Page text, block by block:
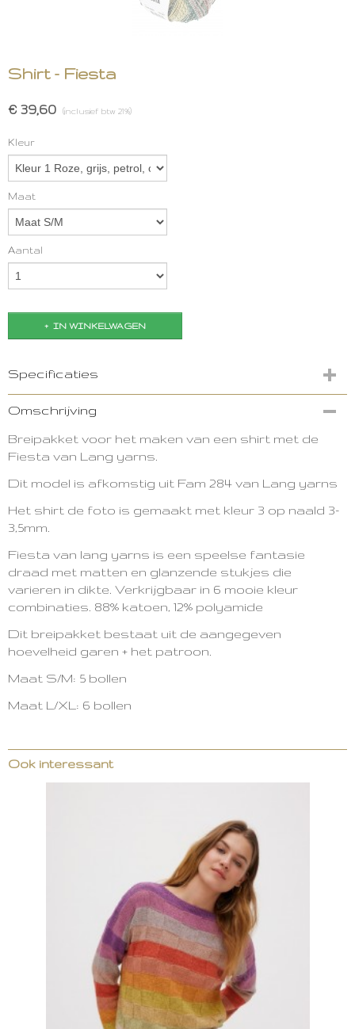
Shirt - Fiesta
€ 39,60 (inclusief btw 21%)
Kleur
Maat
Aantal
IN WINKELWAGEN
Specificaties
Omschrijving
Breipakket voor het maken van een shirt met de
Fiesta van Lang yarns.
Dit model is afkomstig uit Fam 284 van Lang yarns
Het shirt de foto is gemaakt met kleur 3 op naald 3-
3,5mm.
Fiesta van lang yarns is een speelse fantasie
draad met matten en glanzende stukjes die
varieren in dikte. Verkrijgbaar in 6 mooie kleur
combinaties. 88% katoen, 12% polyamide
Dit breipakket bestaat uit de aangegeven
hoevelheid garen + het patroon.
Maat S/M: 5 bollen
Maat L/XL: 6 bollen
Ook interessant